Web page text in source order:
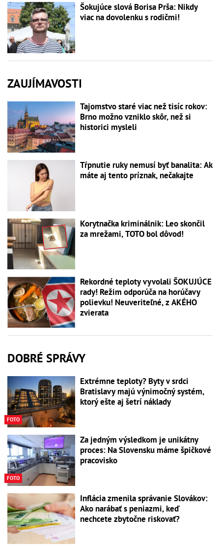
Šokujúce slová Borisa Prša: Nikdy
viac na dovolenku s rodičmi!
ZAUJÍMAVOSTI
Tajomstvo staré viac než tisíc rokov:
Brno možno vzniklo skôr, než si
historici mysleli
Tŕpnutie ruky nemusí byť banalita: Ak
máte aj tento príznak, nečakajte
Korytnačka kriminálnik: Leo skončil
za mrežami, TOTO bol dôvod!
Rekordné teploty vyvolali ŠOKUJÚCE
rady! Režim odporúča na horúčavy
polievku! Neuveriteľné, z AKÉHO
zvierata
DOBRÉ SPRÁVY
FOTO
Extrémne teploty? Byty v srdci
Bratislavy majú výnimočný systém,
ktorý ešte aj šetrí náklady
FOTO
Za jedným výsledkom je unikátny
proces: Na Slovensku máme špičkové
pracovisko
Inflácia zmenila správanie Slovákov:
Ako narábať s peniazmi, keď
nechcete zbytočne riskovať?